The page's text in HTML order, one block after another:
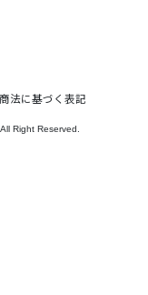
法に基づく表記
All Right Reserved.